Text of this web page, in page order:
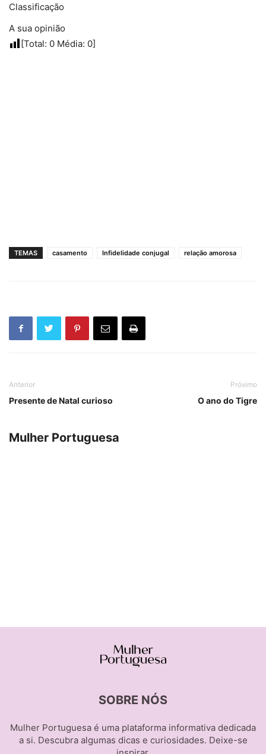
Classificação
A sua opinião
[Total: 0 Média: 0]
TEMAS casamento Infidelidade conjugal relação amorosa
Anterior
Presente de Natal curioso
Próximo
O ano do Tigre
Mulher Portuguesa
SOBRE NÓS
Mulher Portuguesa é uma plataforma informativa dedicada
a si. Descubra algumas dicas e curiosidades. Deixe-se